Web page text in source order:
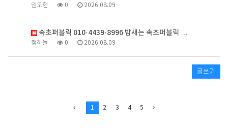
임도현 0 2026.08.09
속초퍼블릭 010·4439·8996 밤새는 속초퍼블릭 …
정하늘 0 2026.08.09
글쓰기
1 2 3 4 5